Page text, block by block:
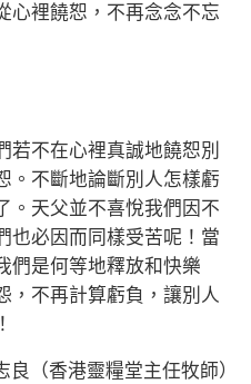
心裡饒恕，不再念念不忘
不在心裡真誠地饒恕別
。不斷地論斷別人怎樣虧
。天父並不喜悅我們因不
也必因而同樣受苦呢！當
們是何等地釋放和快樂
，不再計算虧負，讓別人
良（香港靈糧堂主任牧師）